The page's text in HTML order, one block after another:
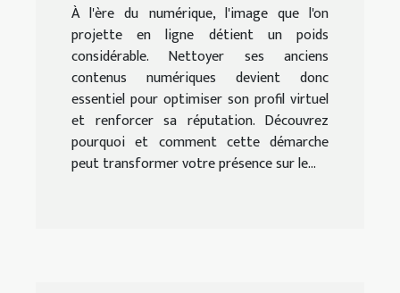
À l'ère du numérique, l'image que l'on
projette en ligne détient un poids
considérable. Nettoyer ses anciens
contenus numériques devient donc
essentiel pour optimiser son profil virtuel
et renforcer sa réputation. Découvrez
pourquoi et comment cette démarche
peut transformer votre présence sur le...